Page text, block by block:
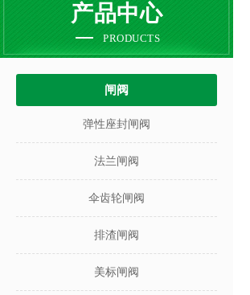
产品中心
PRODUCTS
闸阀
弹性座封闸阀
法兰闸阀
伞齿轮闸阀
排渣闸阀
美标闸阀